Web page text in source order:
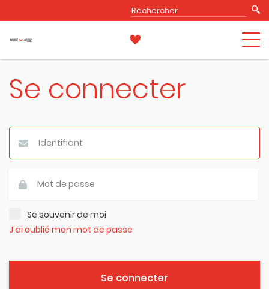
Se connecter
Se souvenir de moi
J'ai oublié mon mot de passe
Se connecter